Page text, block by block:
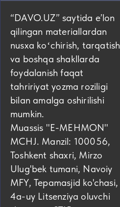
“DAVO.UZ” saytida eʼlon
qilingan materiallardan
nusxa koʻchirish, tarqatish
va boshqa shakllarda
foydalanish faqat
tahririyat yozma roziligi
bilan amalga oshirilishi
mumkin.
Muassis "E-MEHMON"
MCHJ. Manzil: 100056,
Toshkent shaxri, Mirzo
Ulug'bek tumani, Navoiy
MFY, Tepamasjid ko'chasi,
4а-uy Litsenziya oluvchi